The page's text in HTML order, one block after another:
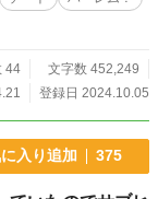
んでいるかに見えたレ
るのだ。 この事件をき
。 そして一つの決断を
識しか持ち合わせてい
念のための
グ１位！ 皆様お読み
44
文字数 452,249
登録日 2024.10.05
入り追加 375